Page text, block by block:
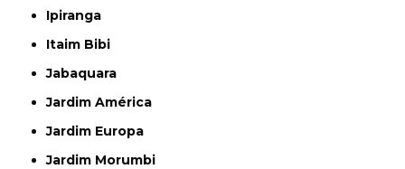
Ipiranga
Itaim Bibi
Jabaquara
Jardim América
Jardim Europa
Jardim Morumbi